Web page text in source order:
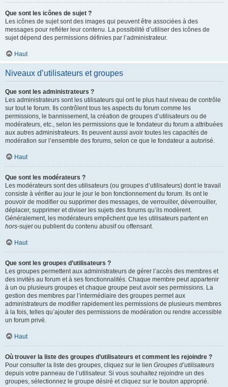
Que sont les icônes de sujet ?
Les icônes de sujet sont des images qui peuvent être associées à des
messages pour refléter leur contenu. La possibilité d’utiliser des icônes de
sujet dépend des permissions définies par l’administrateur.
Haut
Niveaux d’utilisateurs et groupes
Que sont les administrateurs ?
Les administrateurs sont les utilisateurs qui ont le plus haut niveau de contrôle
sur tout le forum. Ils contrôlent tous les aspects du forum comme les
permissions, le bannissement, la création de groupes d’utilisateurs ou de
modérateurs, etc., selon les permissions que le fondateur du forum a attribuées
aux autres administrateurs. Ils peuvent aussi avoir toutes les capacités de
modération sur l’ensemble des forums, selon ce que le fondateur a autorisé.
Haut
Que sont les modérateurs ?
Les modérateurs sont des utilisateurs (ou groupes d’utilisateurs) dont le travail
consiste à vérifier au jour le jour le bon fonctionnement du forum. Ils ont le
pouvoir de modifier ou supprimer des messages, de verrouiller, déverrouiller,
déplacer, supprimer et diviser les sujets des forums qu’ils modèrent.
Généralement, les modérateurs empêchent que les utilisateurs partent en
hors-sujetou publient du contenu abusif ou offensant.
Haut
Que sont les groupes d’utilisateurs ?
Les groupes permettent aux administrateurs de gérer l’accès des membres et
des invités au forum et à ses fonctionnalités. Chaque membre peut appartenir
à un ou plusieurs groupes et chaque groupe peut avoir ses permissions. La
gestion des membres par l’intermédiaire des groupes permet aux
administrateurs de modifier rapidement les permissions de plusieurs membres
à la fois, telles qu’ajouter des permissions de modération ou rendre accessible
un forum privé.
Haut
Où trouver la liste des groupes d’utilisateurs et comment les rejoindre ?
Pour consulter la liste des groupes, cliquez sur le lien Groupes d’utilisateurs
depuis votre panneau de l’utilisateur. Si vous souhaitez rejoindre un des
groupes, sélectionnez le groupe désiré et cliquez sur le bouton approprié.